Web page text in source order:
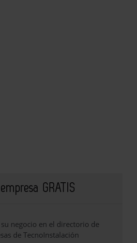
GRATIS
negocio en el directorio de
de TecnoInstalación